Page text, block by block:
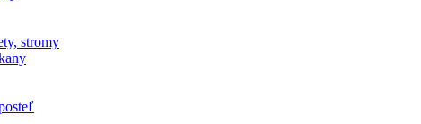
stromy